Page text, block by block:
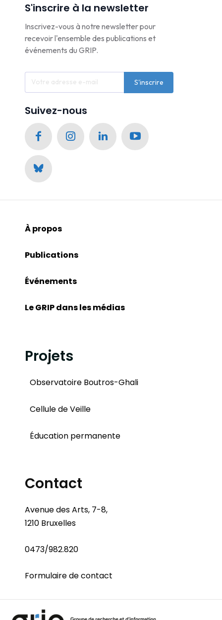
S'inscrire à la newsletter
Inscrivez-vous à notre newsletter pour
recevoir l'ensemble des publications et
événements du GRIP.
S'inscrire
Suivez-nous
À propos
Publications
Événements
Le GRIP dans les médias
Projets
Observatoire Boutros-Ghali
Cellule de Veille
Éducation permanente
Contact
Avenue des Arts, 7-8,
1210 Bruxelles
0473/982.820
Formulaire de contact